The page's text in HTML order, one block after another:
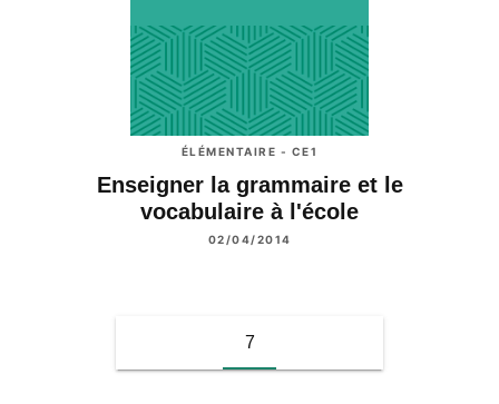
ÉLÉMENTAIRE - CE1
Enseigner la grammaire et le
vocabulaire à l'école
02/04/2014
7